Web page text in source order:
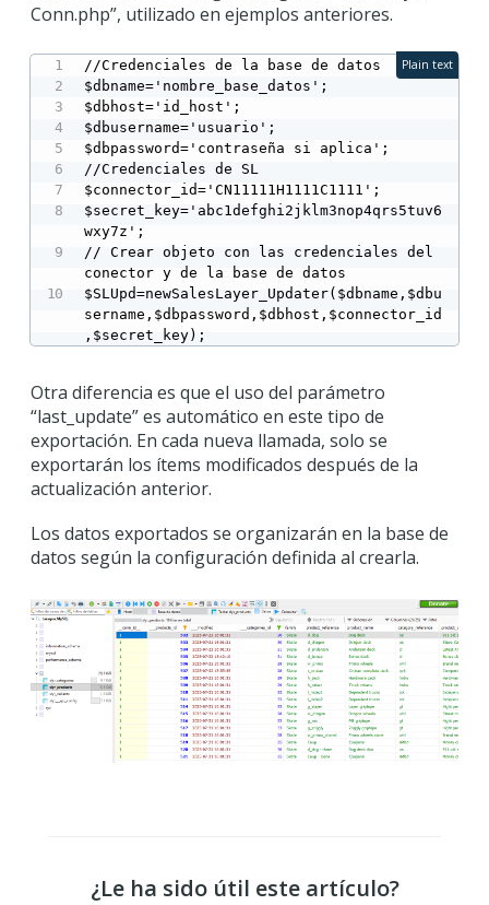
Conn.php”, utilizado en ejemplos anteriores.
//Credenciales de la base de datos
$dbname='nombre_base_datos';
$dbhost='id_host';
$dbusername='usuario';
$dbpassword='contraseña si aplica';
//Credenciales de SL
$connector_id='CN11111H1111C1111';
$secret_key='abc1defghi2jklm3nop4qrs5tuv6
wxy7z';
// Crear objeto con las credenciales del
conector y de la base de datos
$SLUpd=newSalesLayer_Updater($dbname,$dbu
sername,$dbpassword,$dbhost,$connector_id
,$secret_key);
Plain text
Otra diferencia es que el uso del parámetro
“last_update” es automático en este tipo de
exportación. En cada nueva llamada, solo se
exportarán los ítems modificados después de la
actualización anterior.
Los datos exportados se organizarán en la base de
datos según la configuración definida al crearla.
¿Le ha sido útil este artículo?